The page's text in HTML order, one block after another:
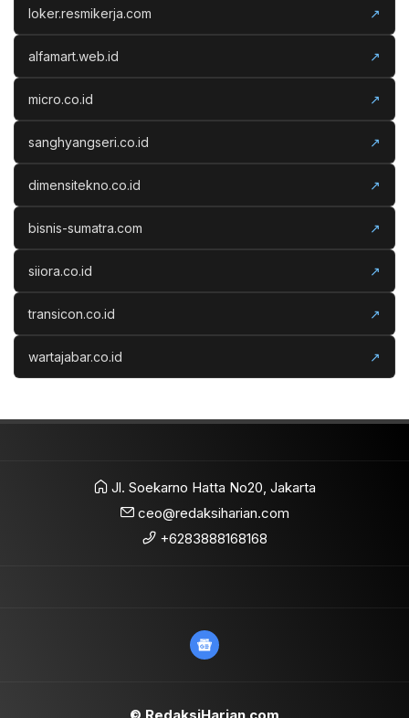
loker.resmikerja.com ↗
alfamart.web.id ↗
micro.co.id ↗
sanghyangseri.co.id ↗
dimensitekno.co.id ↗
bisnis-sumatra.com ↗
siiora.co.id ↗
transicon.co.id ↗
wartajabar.co.id ↗
Jl. Soekarno Hatta No20, Jakarta
ceo@redaksiharian.com
+6283888168168